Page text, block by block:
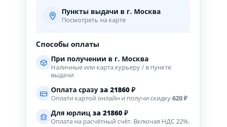
Пункты выдачи в г. Москва
Посмотреть на карте
Способы оплаты
При получении в г. Москва
Наличные или карта курьеру / в пункте
выдачи
Оплата сразу за 21860 ₽
Оплати картой онлайн и получи скидку620 ₽
Для юрлиц за 21860 ₽
Оплата на расчётный счёт. Включая НДС 22%.